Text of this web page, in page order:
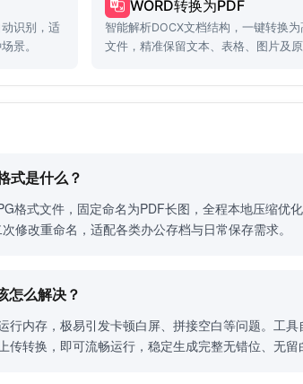
识别，适
景。
WORD转换为PDF
智能解析DOCX文档结构，一键转换
文件，精准保留文本、表格、图片及原
式是什么？
格式文件，固定命名为PDF长图，全程本地压缩
修改重命名，适配各类办公存档与日常保存需求。
怎么解决？
行内存，极易引发卡顿白屏、拼接空白等问题。工
传转换，即可流畅运行，稳定生成完整无错位、无留